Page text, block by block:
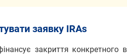
заявку IRAs
закриття конкретного